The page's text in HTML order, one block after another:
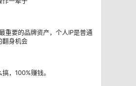
重要的品牌资产，个人IP是普通
翻身机会
，100%赚钱。